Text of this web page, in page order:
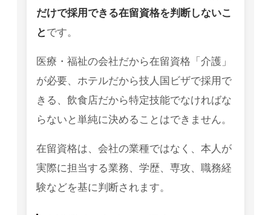
だけで採用できる在留資格を判断しないこ
と です。
医療・福祉の会社だから在留資格「介護」
が必要、ホテルだから技人国ビザで採用で
きる、飲食店だから特定技能でなければな
らないと単純に決めることはできません。
在留資格は、会社の業種ではなく、本人が
実際に担当する業務、学歴、専攻、職務経
験などを基に判断されます。